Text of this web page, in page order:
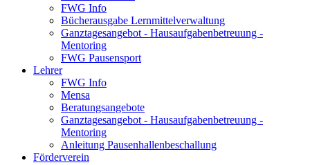
FWG Info
Bücherausgabe Lernmittelverwaltung
Ganztagesangebot - Hausaufgabenbetreuung -
Mentoring
FWG Pausensport
Lehrer
FWG Info
Mensa
Beratungsangebote
Ganztagesangebot - Hausaufgabenbetreuung -
Mentoring
Anleitung Pausenhallenbeschallung
Förderverein